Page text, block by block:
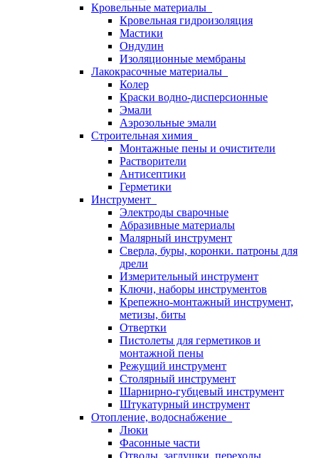
Кровельные материалы
Кровельная гидроизоляция
Мастики
Ондулин
Изоляционные мембраны
Лакокрасочные материалы
Колер
Краски водно-дисперсионные
Эмали
Аэрозольные эмали
Строительная химия
Монтажные пены и очистители
Растворители
Антисептики
Герметики
Инструмент
Электроды сварочные
Абразивные материалы
Малярный инструмент
Сверла, буры, коронки. патроны для
дрели
Измерительный инструмент
Ключи, наборы инструментов
Крепежно-монтажный инструмент,
метизы, биты
Отвертки
Пистолеты для герметиков и
монтажной пены
Режущий инструмент
Столярный инструмент
Шарнирно-губцевый инструмент
Штукатурный инструмент
Отопление, водоснабжение
Люки
Фасонные части
Отводы, заглушки, переходы